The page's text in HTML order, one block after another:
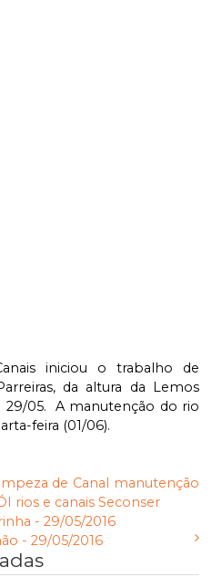
iniciou o trabalho de
da altura da Lemos
29/05. A manutenção do rio
feira (01/06).
de Canal
manutenção
rios e canais Seconser
- 29/05/2016
- 29/05/2016